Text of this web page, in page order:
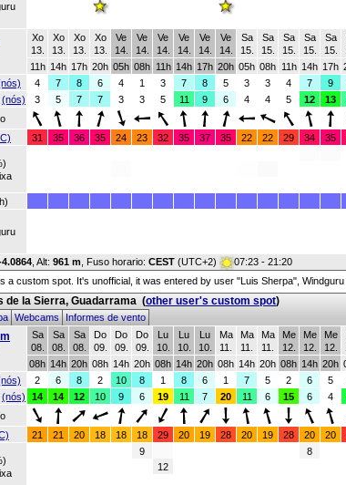
Xo
13.
Xo
13.
Xo
13.
Xo
13.
Ve
14.
Ve
14.
Ve
14.
Ve
14.
Ve
14.
Ve
14.
Sa
15.
Sa
15.
Sa
15.
Sa
15.
Sa
15.
11h 14h 17h 20h 05h 08h 11h 14h 17h 20h 05h 08h 11h 14h 17h
4 7 8 6 4 1 3 7 8 5 3 3 4 7 9
(nós) 3 5 7 7 3 3 5 11 9 6 4 4 5 12 13
31 35 36 35 24 23 32 35 37 35 22 22 29 34 35
4.0864 Alt: 961 m , Fuso horario: CEST (UTC+2) 07:23 - 21:20
a custom spot. It's unofficial, it was entered by user "Luis Sherpa",
de la Sierra, Guadarrama (other user's custom spot)
WebcamsInformes de vento
Sa
08.
Sa
08.
Sa
08.
Do
09.
Do
09.
Do
09.
Lu
10.
Lu
10.
Lu
10.
Ma
11.
Ma
11.
Ma
11.
Me
12.
Me
12.
Me
12.
08h 14h 20h 08h 14h 20h 08h 14h 20h 08h 14h 20h 08h 14h 20h
2 6 8 2 10 8 1 8 6 1 7 5 2 6 5
(nós) 14 14 12 10 9 6 19 11 7 20 11 6 15 6 4
21 21 20 18 18 18 29 20 19 28 20 19 28 20 20
9
12
8